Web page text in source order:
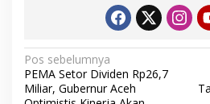
N
a
Pos sebelumnya
PEMA Setor Dividen Rp26,7
Miliar, Gubernur Aceh